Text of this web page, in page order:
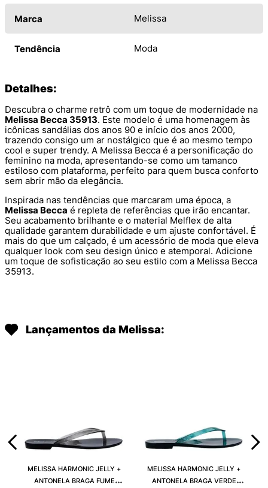
Marca Melissa
Tendência Moda
Detalhes:
Descubra o charme retrô com um toque de modernidade na
Melissa Becca 35913. Este modelo é uma homenagem às
icônicas sandálias dos anos 90 e início dos anos 2000,
trazendo consigo um ar nostálgico que é ao mesmo tempo
cool e super trendy. A Melissa Becca é a personificação do
feminino na moda, apresentando-se como um tamanco
estiloso com plataforma, perfeito para quem busca conforto
sem abrir mão da elegância.
Inspirada nas tendências que marcaram uma época, a
Melissa Becca é repleta de referências que irão encantar.
Seu acabamento brilhante e o material Melflex de alta
qualidade garantem durabilidade e um ajuste confortável. É
mais do que um calçado, é um acessório de moda que eleva
qualquer look com seu design único e atemporal. Adicione
um toque de sofisticação ao seu estilo com a Melissa Becca
35913.
Lançamentos da Melissa:
MELISSA HARMONIC JELLY +
ANTONELA BRAGA FUME
MELISSA HARMONIC JELLY +
ANTONELA BRAGA VERDE